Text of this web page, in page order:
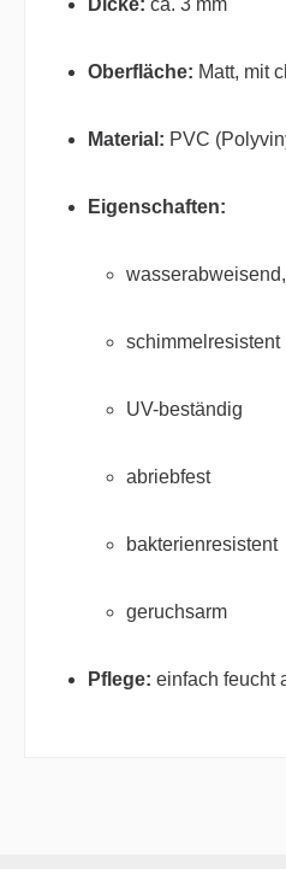
Oberfläche: Matt, mit
Material: PVC
Eigenschaften:
schimmelresistent
UV-beständig
abriebfest
bakterienresistent
geruchsarm
Pflege: einfach feucht